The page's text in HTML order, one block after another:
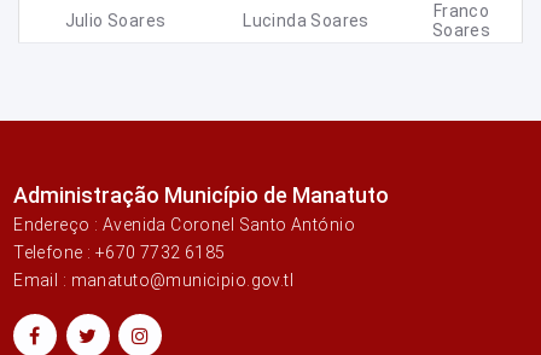
Julio Soares Lucinda Soares
Franco
Soares
Administração Município de Manatuto
Endereço : Avenida Coronel Santo António
Telefone : +670 7732 6185
Email : manatuto@municipio.gov.tl